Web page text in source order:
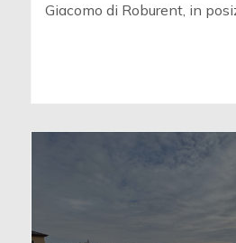
Giacomo di Roburent, in